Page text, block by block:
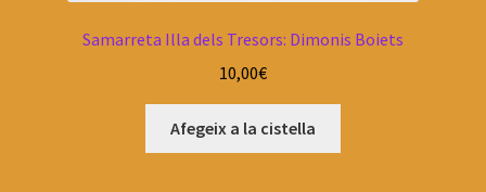
Samarreta Illa dels Tresors: Dimonis Boiets
10,00€
Afegeix a la cistella